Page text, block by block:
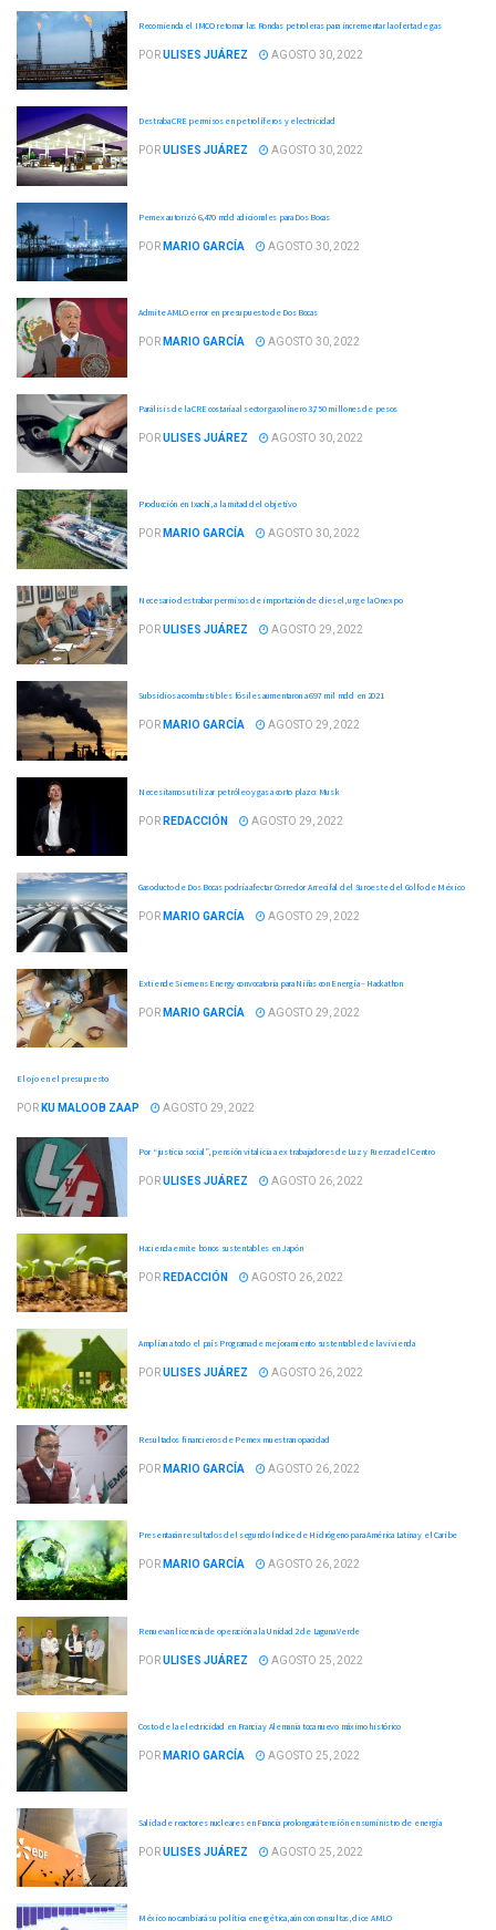
Recomienda el IMCO retomar las Rondas petroleras para incrementar la oferta de gas
PORULISES JUÁREZ AGOSTO 30, 2022
Destraba CRE permisos en petrolíferos y electricidad
PORULISES JUÁREZ AGOSTO 30, 2022
Pemex autorizó 6,470 mdd adicionales para Dos Bocas
POR MARIO GARCÍA AGOSTO 30, 2022
Admite AMLO error en presupuesto de Dos Bocas
POR MARIO GARCÍA AGOSTO 30, 2022
Parálisis de la CRE costaría al sector gasolinero 3,750 millones de pesos
PORULISES JUÁREZ AGOSTO 30, 2022
Producción en Ixachi, a la mitad del objetivo
POR MARIO GARCÍA AGOSTO 30, 2022
Necesario destrabar permisos de importación de diesel, urge la Onexpo
PORULISES JUÁREZ AGOSTO 29, 2022
Subsidios a combustibles fósiles aumentaron a 697 mil mdd en 2021
POR MARIO GARCÍA AGOSTO 29, 2022
Necesitamos utilizar petróleo y gas a corto plazo: Musk
POR REDACCIÓN AGOSTO 29, 2022
Gasoducto de Dos Bocas podría afectar Corredor Arrecifal del Suroeste del Golfo de México
POR MARIO GARCÍA AGOSTO 29, 2022
Extiende Siemens Energy convocatoria para Niñas con Energía – Hackathon
POR MARIO GARCÍA AGOSTO 29, 2022
El ojo en el presupuesto
POR KU MALOOB ZAAP AGOSTO 29, 2022
Por “justicia social”, pensión vitalicia a ex trabajadores de Luz y Fuerza del Centro
PORULISES JUÁREZ AGOSTO 26, 2022
Hacienda emite bonos sustentables en Japón
POR REDACCIÓN AGOSTO 26, 2022
Amplían a todo el país Programa de mejoramiento sustentable de la vivienda
PORULISES JUÁREZ AGOSTO 26, 2022
Resultados financieros de Pemex muestran opacidad
POR MARIO GARCÍA AGOSTO 26, 2022
Presentarán resultados del segundo Índice de Hidrógeno para América Latina y el Caribe
POR MARIO GARCÍA AGOSTO 26, 2022
Renuevan licencia de operación a la Unidad 2 de Laguna Verde
PORULISES JUÁREZ AGOSTO 25, 2022
Costo de la electricidad en Francia y Alemania toca nuevo máximo histórico
POR MARIO GARCÍA AGOSTO 25, 2022
Salida de reactores nucleares en Francia prolongará tensión en suministro de energía
PORULISES JUÁREZ AGOSTO 25, 2022
México no cambiará su política energética, aún con consultas, dice AMLO